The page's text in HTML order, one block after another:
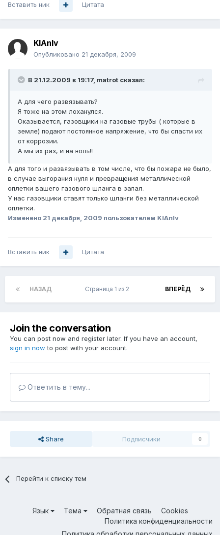
Вставить ник Цитата
KlAnIv
Опубликовано 21 декабря, 2009
В 21.12.2009 в 19:17, matrot сказал:
А для чего развязывать?
Я тоже на этом лоханулся.
Оказывается, газовщики на газовые трубы ( которые в
земле) подают постоянное напряжение, что бы спасти их
от коррозии.
А мы их раз, и на ноль!!
А для того и развязывать в том числе, что бы пожара не было,
в случае выгорания нуля и превращения металлической
оплетки вашего газового шланга в запал.
У нас газовщики ставят только шланги без металлической
оплетки.
Изменено 21 декабря, 2009 пользователем KlAnIv
Вставить ник Цитата
НАЗАД ВПЕРЁД
Страница 1 из 2
Join the conversation
You can post now and register later. If you have an account,
sign in now to post with your account.
Ответить в тему...
Share Подписчики 0
Перейти к списку тем
Язык Тема Обратная связь
Cookies
Политика конфиденциальности